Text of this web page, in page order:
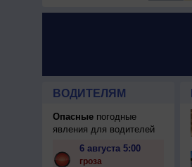
ВОДИТЕЛЯМ
Опасныепогодные
явления для водителей
6 августа 5:00
гроза